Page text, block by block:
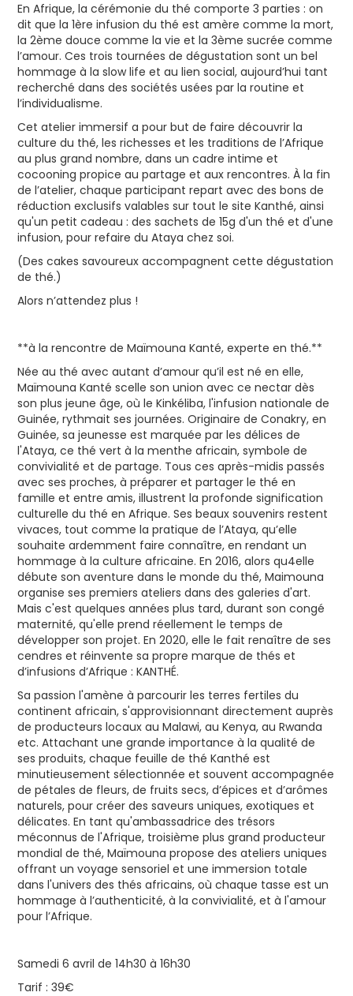
En Afrique, la cérémonie du thé comporte 3 parties : on
dit que la 1ère infusion du thé est amère comme la mort,
la 2ème douce comme la vie et la 3ème sucrée comme
l’amour. Ces trois tournées de dégustation sont un bel
hommage à la slow life et au lien social, aujourd’hui tant
recherché dans des sociétés usées par la routine et
l’individualisme.
Cet atelier immersif a pour but de faire découvrir la
culture du thé, les richesses et les traditions de l’Afrique
au plus grand nombre, dans un cadre intime et
cocooning propice au partage et aux rencontres. À la fin
de l’atelier, chaque participant repart avec des bons de
réduction exclusifs valables sur tout le site Kanthé, ainsi
qu'un petit cadeau : des sachets de 15g d'un thé et d'une
infusion, pour refaire du Ataya chez soi.
(Des cakes savoureux accompagnent cette dégustation
de thé.)
Alors n’attendez plus !
**à la rencontre de Maïmouna Kanté, experte en thé.**
Née au thé avec autant d’amour qu’il est né en elle,
Maïmouna Kanté scelle son union avec ce nectar dès
son plus jeune âge, où le Kinkéliba, l'infusion nationale de
Guinée, rythmait ses journées. Originaire de Conakry, en
Guinée, sa jeunesse est marquée par les délices de
l'Ataya, ce thé vert à la menthe africain, symbole de
convivialité et de partage. Tous ces après-midis passés
avec ses proches, à préparer et partager le thé en
famille et entre amis, illustrent la profonde signification
culturelle du thé en Afrique. Ses beaux souvenirs restent
vivaces, tout comme la pratique de l’Ataya, qu’elle
souhaite ardemment faire connaître, en rendant un
hommage à la culture africaine. En 2016, alors qu4elle
débute son aventure dans le monde du thé, Maimouna
organise ses premiers ateliers dans des galeries d'art.
Mais c'est quelques années plus tard, durant son congé
maternité, qu'elle prend réellement le temps de
développer son projet. En 2020, elle le fait renaître de ses
cendres et réinvente sa propre marque de thés et
d’infusions d’Afrique : KANTHÉ.
Sa passion l'amène à parcourir les terres fertiles du
continent africain, s'approvisionnant directement auprès
de producteurs locaux au Malawi, au Kenya, au Rwanda
etc. Attachant une grande importance à la qualité de
ses produits, chaque feuille de thé Kanthé est
minutieusement sélectionnée et souvent accompagnée
de pétales de fleurs, de fruits secs, d’épices et d’arômes
naturels, pour créer des saveurs uniques, exotiques et
délicates. En tant qu'ambassadrice des trésors
méconnus de l'Afrique, troisième plus grand producteur
mondial de thé, Maïmouna propose des ateliers uniques
offrant un voyage sensoriel et une immersion totale
dans l'univers des thés africains, où chaque tasse est un
hommage à l’authenticité, à la convivialité, et à l'amour
pour l’Afrique.
Samedi 6 avril de 14h30 à 16h30
Tarif : 39€